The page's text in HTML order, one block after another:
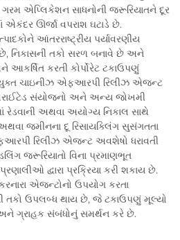
ગરમ એપ્લિકેશન સાધનોની જરૂરિયાતને દૂર
એકંદર ઊર્જા વપરાશ ઘટાડે છે.
આંતરરાષ્ટ્રીય પર્યાવરણીય
છે, નિકાસની તકો સરળ બનાવે છે અને
આકર્ષિત કરતી કોર્પોરેટ ટકાઉપણું
ચાઇનીઝ એફઆરપી રિલીઝ એજન્ટ
સંયોજનો અને અન્ય જોખમી
રેડવાની અથવા અયોગ્ય નિકાલ સાથે
જમીનના દૂ રિસાયક્લિંગ સુસંગતતા
રિલીઝ એજન્ટ અવશેષો ધરાવતી
જરૂરિયાતો વિના પ્રમાણભૂત
દ્વારા પ્રક્રિયા કરી શકાય છે.
એજન્ટોનો ઉપયોગ કરતા
તકો ઉપલબ્ધ થાય છે, જે ટકાઉપણું મૂલ્યો
અને ગ્રાહક સંબંધોનું સમર્થન કરે છે.